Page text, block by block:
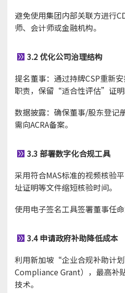
避免使用集团内部关联方进行
师、会计师或金融机构。
3.2 优化公司治理结构
提名董事：通过持牌CSP重新
职责，保留“适合性评估”证明
数据披露：确保董事/股东登记
需向ACRA备案。
3.3 部署数字化合规工具
采用符合MAS标准的视频核验
址证明等文件缩短核验时间。
使用电子签名工具签署董事任命
3.4 申请政府补助降低成本
利用新加坡“企业合规补助计
Compliance Grant），最高补
技术。